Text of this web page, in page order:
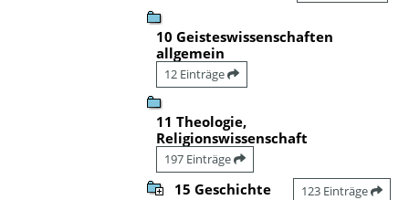
10 Geisteswissenschaften
allgemein
12 Einträge
11 Theologie,
Religionswissenschaft
197 Einträge
15 Geschichte 123 Einträge